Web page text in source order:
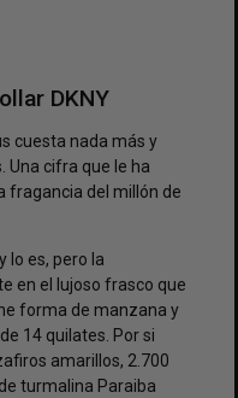
DKNY
cuesta nada más y
Una cifra que le ha
fragancia del millón de
lo es, pero la
en el lujoso frasco que
forma de manzana y
14 quilates. Por si
amarillos, 2.700
turmalina Paraiba